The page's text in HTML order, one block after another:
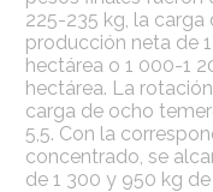
225-235 kg, la
producción neta de
hectárea o 1 000-1
hectárea. La
carga de ocho
5,5. Con la
concentrado, se
de 1 300 y 950 kg